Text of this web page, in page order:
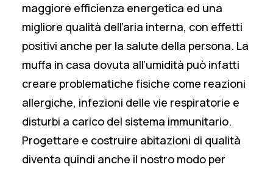
maggiore efficienza energetica ed una
migliore qualità dell’aria interna, con effetti
positivi anche per la salute della persona. La
muffa in casa dovuta all’umidità può infatti
creare problematiche fisiche come reazioni
allergiche, infezioni delle vie respiratorie e
disturbi a carico del sistema immunitario.
Progettare e costruire abitazioni di qualità
diventa quindi anche il nostro modo per